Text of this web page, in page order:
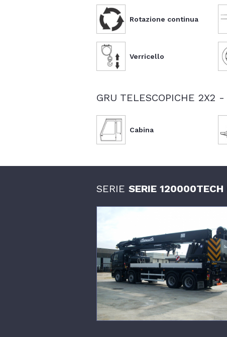
Rotazione continua
Verricello
GRU TELESCOPICHE 2X2 -
Cabina
SERIE SERIE 120000TECH